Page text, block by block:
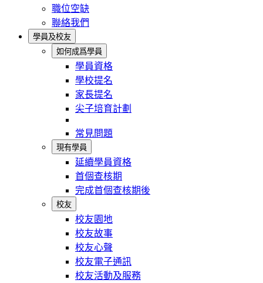
職位空缺
聯絡我們
學員及校友
如何成爲學員
學員資格
學校提名
家長提名
尖子培育計劃
常見問題
現有學員
延續學員資格
首個查核期
完成首個查核期後
校友
校友園地
校友故事
校友心聲
校友電子通訊
校友活動及服務